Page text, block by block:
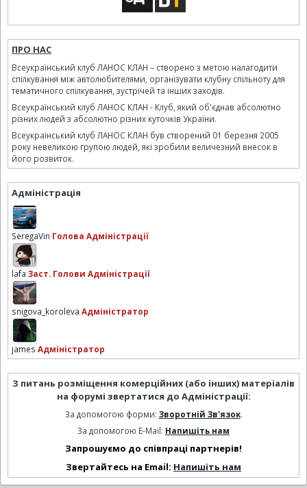
ПРО НАС
Всеукраїнський клуб ЛАНОС КЛАН – створено з метою налагодити
спілкування між автолюбителями, організувати клубну спільноту для
тематичного спілкування, зустрічей та інших заходів.
Всеукраїнський клуб ЛАНОС КЛАН - Клуб, який об'єднав абсолютно
різних людей з абсолютно різних куточків України.
Всеукраїнський клуб ЛАНОС КЛАН був створений 01 березня 2005
року невеликою групою людей, які зробили величезний внесок в
його розвиток.
Адміністрація
SeregaVin Голова Адміністрації
lafa Заст. Голови Адміністрації
snigova_koroleva Адміністратор
james Адміністратор
З питань розміщення комерційних (або інших) матеріалів
на форумі звертатися до Адміністрації:
За допомогою форми: Зворотній Зв'язок.
За допомогою E-Mail: Напишіть нам
Запрошуємо до співпраці партнерів!
Звертайтесь на Email: Напишіть нам